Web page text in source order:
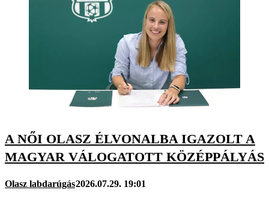
A NŐI OLASZ ÉLVONALBA IGAZOLT A
MAGYAR VÁLOGATOTT KÖZÉPPÁLYÁS
Olasz labdarúgás2026.07.29. 19:01